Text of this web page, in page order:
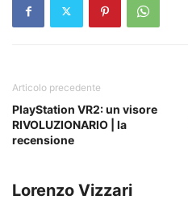
Articolo precedente
PlayStation VR2: un visore
RIVOLUZIONARIO | la
recensione
Lorenzo Vizzari